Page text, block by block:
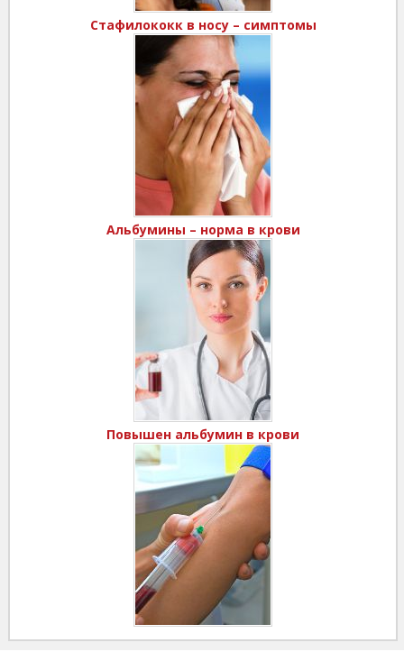
Стафилококк в носу – симптомы
Альбумины – норма в крови
Повышен альбумин в крови